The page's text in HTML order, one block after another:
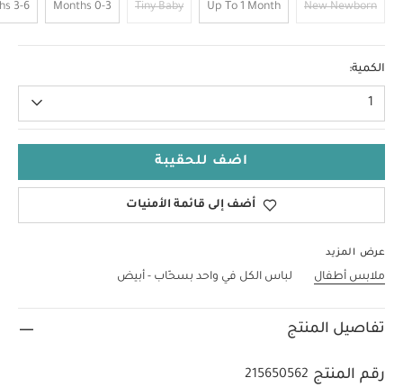
New Newborn
Up To 1 Month
Tiny Baby
0-3 Months
3-6 Months
الكمية:
1
اضف للحقيبة
أضف إلى قائمة الأمنيات
عرض المزيد
ملابس أطفال لباس الكل في واحد بسحّاب - أبيض
تفاصيل المنتج
رقم المنتج 215650562